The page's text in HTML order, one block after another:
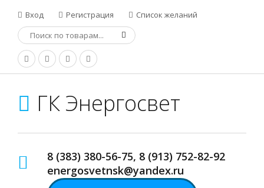
Вход Регистрация Список желаний
ГК Энергосвет
8 (383) 380-56-75, 8 (913) 752-82-92
energosvetnsk@yandex.ru